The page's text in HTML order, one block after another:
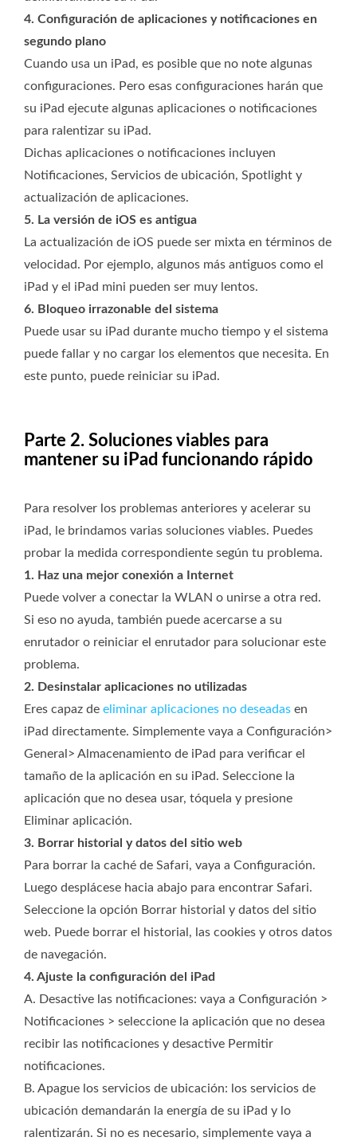
4. Configuración de aplicaciones y notificaciones en
segundo plano
Cuando usa un iPad, es posible que no note algunas
configuraciones. Pero esas configuraciones harán que
su iPad ejecute algunas aplicaciones o notificaciones
para ralentizar su iPad.
Dichas aplicaciones o notificaciones incluyen
Notificaciones, Servicios de ubicación, Spotlight y
actualización de aplicaciones.
5. La versión de iOS es antigua
La actualización de iOS puede ser mixta en términos de
velocidad. Por ejemplo, algunos más antiguos como el
iPad y el iPad mini pueden ser muy lentos.
6. Bloqueo irrazonable del sistema
Puede usar su iPad durante mucho tiempo y el sistema
puede fallar y no cargar los elementos que necesita. En
este punto, puede reiniciar su iPad.
Parte 2. Soluciones viables para
mantener su iPad funcionando rápido
Para resolver los problemas anteriores y acelerar su
iPad, le brindamos varias soluciones viables. Puedes
probar la medida correspondiente según tu problema.
1. Haz una mejor conexión a Internet
Puede volver a conectar la WLAN o unirse a otra red.
Si eso no ayuda, también puede acercarse a su
enrutador o reiniciar el enrutador para solucionar este
problema.
2. Desinstalar aplicaciones no utilizadas
Eres capaz de eliminar aplicaciones no deseadas en
iPad directamente. Simplemente vaya a Configuración>
General> Almacenamiento de iPad para verificar el
tamaño de la aplicación en su iPad. Seleccione la
aplicación que no desea usar, tóquela y presione
Eliminar aplicación.
3. Borrar historial y datos del sitio web
Para borrar la caché de Safari, vaya a Configuración.
Luego desplácese hacia abajo para encontrar Safari.
Seleccione la opción Borrar historial y datos del sitio
web. Puede borrar el historial, las cookies y otros datos
de navegación.
4. Ajuste la configuración del iPad
A. Desactive las notificaciones: vaya a Configuración >
Notificaciones > seleccione la aplicación que no desea
recibir las notificaciones y desactive Permitir
notificaciones.
B. Apague los servicios de ubicación: los servicios de
ubicación demandarán la energía de su iPad y lo
ralentizarán. Si no es necesario, simplemente vaya a